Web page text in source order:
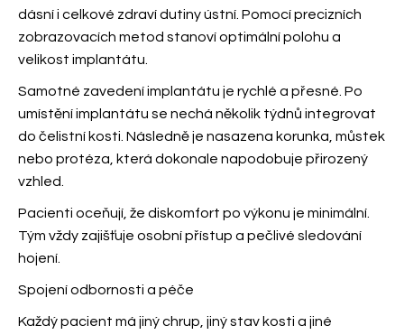
dásní i celkové zdraví dutiny ústní. Pomocí precizních
zobrazovacích metod stanoví optimální polohu a
velikost implantátu.
Samotné zavedení implantátu je rychlé a přesné. Po
umístění implantátu se nechá několik týdnů integrovat
do čelistní kosti. Následně je nasazena korunka, můstek
nebo protéza, která dokonale napodobuje přirozený
vzhled.
Pacienti oceňují, že diskomfort po výkonu je minimální.
Tým vždy zajišťuje osobní přístup a pečlivé sledování
hojení.
Spojení odbornosti a péče
Každý pacient má jiný chrup, jiný stav kosti a jiné